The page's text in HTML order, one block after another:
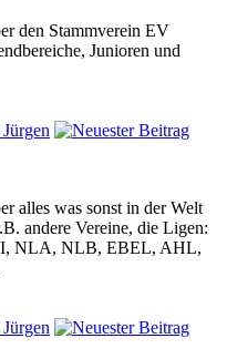
den Stammverein EV
Junioren und
alles was sonst in der Welt
andere Vereine, die Ligen:
NLA, NLB, EBEL, AHL,